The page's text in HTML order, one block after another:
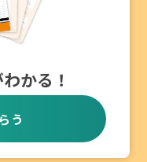
かる！
う